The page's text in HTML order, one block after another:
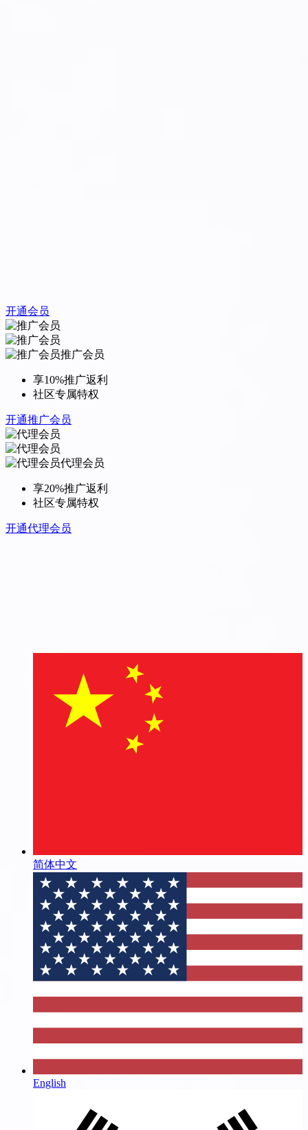
开通会员
推广会员
享10%推广返利
社区专属特权
开通推广会员
代理会员
享20%推广返利
社区专属特权
开通代理会员
简体中文
English